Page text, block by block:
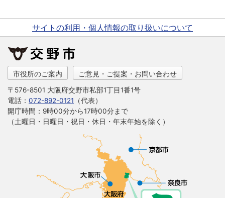
サイトの利用・個人情報の取り扱いについて
市役所のご案内 ご意見・ご提案・お問い合わせ
〒576-8501 大阪府交野市私部1丁目1番1号
電話： 072-892-0121 （代表）
開庁時間：9時00分から17時00分まで
（土曜日・日曜日・祝日・休日・年末年始を除く）